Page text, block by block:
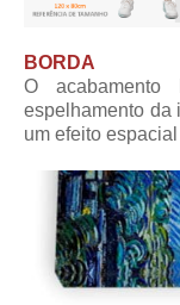
BORDA
O
espelhamento da
um efeito